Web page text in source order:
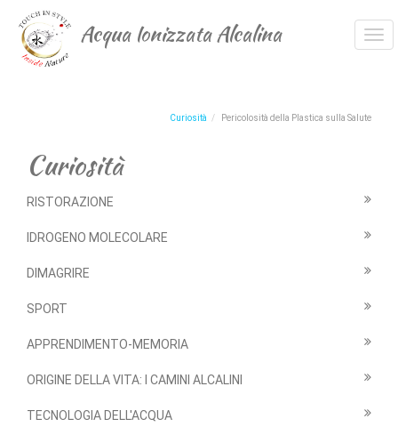
Acqua Ionizzata Alcalina
Curiosità Pericolosità della Plastica sulla Salute
Curiosità
RISTORAZIONE
IDROGENO MOLECOLARE
DIMAGRIRE
SPORT
APPRENDIMENTO-MEMORIA
ORIGINE DELLA VITA: I CAMINI ALCALINI
TECNOLOGIA DELL'ACQUA